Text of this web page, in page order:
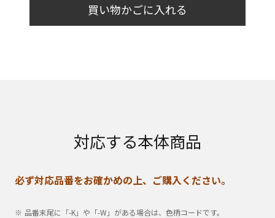
買い物かごに入れる
対応する本体商品
必ず対応品番をお確かめの上、ご購入ください。
品番末尾に「-K」や「-W」がある場合は、色柄コードです。